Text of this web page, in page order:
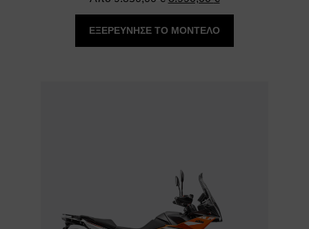
price
was:
τρέχουσα
τιμή
ΕΞΕΡΕΥΝΗΣΕ ΤΟ ΜΟΝΤΕΛΟ